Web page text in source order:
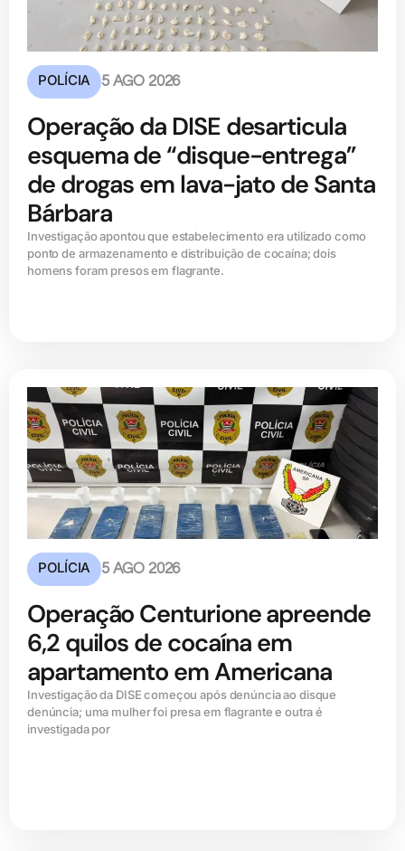
POLÍCIA 5 AGO 2026
Operação da DISE desarticula
esquema de “disque-entrega”
de drogas em lava-jato de Santa
Bárbara
Investigação apontou que estabelecimento era utilizado como
ponto de armazenamento e distribuição de cocaína; dois
homens foram presos em flagrante.
POLÍCIA 5 AGO 2026
Operação Centurione apreende
6,2 quilos de cocaína em
apartamento em Americana
Investigação da DISE começou após denúncia ao disque
denúncia; uma mulher foi presa em flagrante e outra é
investigada por